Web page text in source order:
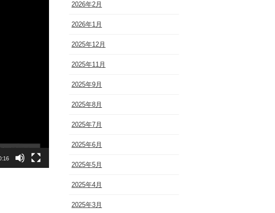
2026年2月
2026年1月
2025年12月
2025年11月
2025年9月
2025年8月
2025年7月
2025年6月
2025年5月
2025年4月
2025年3月